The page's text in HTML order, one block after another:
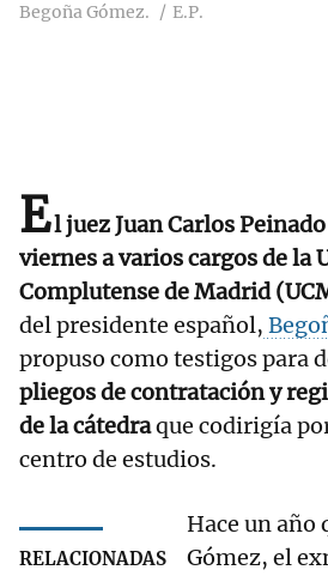
Begoña Gómez. E.P.
El juez Juan Carlos
viernes a varios cargos de la
Complutense de Madrid
del presidente español,
propuso como testigos para
pliegos de contratación y
de la cátedraque codirigía
centro de estudios.
RELACIONADAS
Hace un año
Gómez, el